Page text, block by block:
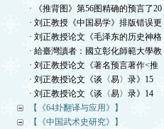
· 《推背图》第56图精确的预言了20
· 刘正教授《中国易学》排版错误更
· 刘正教授论文《毛泽东的历史神格
· 給臺灣讀者：國立彰化師範大學教
· 刘正教授论文《著名预言著作<推
· 刘正教授论文《谈〈易〉录》15
· 刘正教授论文《谈〈易〉录》14
【《64卦翻译与应用》】
【《中国武术史研究》】